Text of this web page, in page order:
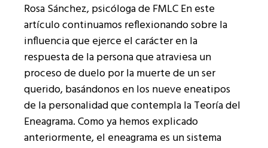
Rosa Sánchez, psicóloga de FMLC En este
artículo continuamos reflexionando sobre la
influencia que ejerce el carácter en la
respuesta de la persona que atraviesa un
proceso de duelo por la muerte de un ser
querido, basándonos en los nueve eneatipos
de la personalidad que contempla la Teoría del
Eneagrama. Como ya hemos explicado
anteriormente, el eneagrama es un sistema